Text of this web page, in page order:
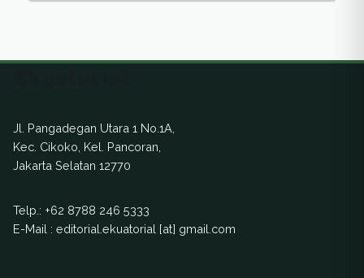
Jl. Pangadegan Utara 1 No.1A,
Kec. Cikoko, Kel. Pancoran,
Jakarta Selatan 12770
Telp.: +62 8788 246 5333
E-Mail : editorial.ekuatorial [at] gmail.com